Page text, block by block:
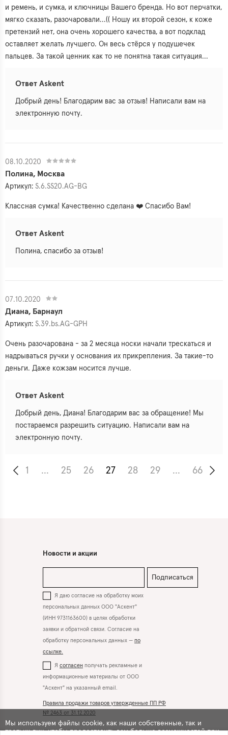
и ремень, и сумка, и ключницы Вашего бренда. Но вот перчатки,
мягко сказать, разочаровали...(( Ношу их второй сезон, к коже
претензий нет, она очень хорошего качества, а вот подклад
оставляет желать лучшего. Он весь стёрся у подушечек
пальцев. За такой ценник как то не понятна такая ситуация...
Ответ Askent
Добрый день! Благодарим вас за отзыв! Написали вам на
электронную почту.
08.10.2020
Полина, Москва
Артикул: S.6.SS20.AG-BG
Классная сумка! Качественно сделана ❤️ Спасибо Вам!
Ответ Askent
Полина, спасибо за отзыв!
07.10.2020
Диана, Барнаул
Артикул: S.39.bs.AG-GPH
Очень разочарована - за 2 месяца носки начали трескаться и
надрываться ручки у основания их прикрепления. За такие-то
деньги. Даже кожзам носится лучше.
Ответ Askent
Добрый день, Диана! Благодарим вас за обращение! Мы
постараемся разрешить ситуацию. Написали вам на
электронную почту.
1 ... 25 26 27 28 29 ... 66
Новости и акции
Подписаться
Я даю согласие на обработку моих
персональных данных ООО "Аскент"
(ИНН 9731163600) в целях обработки
заявки и обратной связи. Согласие на
обработку персональных данных — по
ссылке.
Я согласен получать рекламные и
информационные материалы от ООО
"Аскент" на указанный email.
Правила продажи товаров утвержденные ПП РФ
№ 2463 от 31.12.2020
Мы используем файлы cookie, как наши собственные, так и
третьих лиц, чтобы предоставить вам больше возможностей при